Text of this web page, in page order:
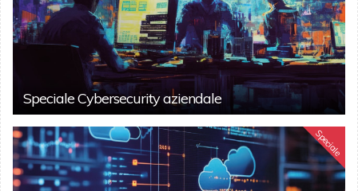
Speciale Cybersecurity aziendale
Speciale